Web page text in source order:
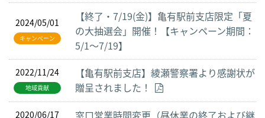
2024/05/01
キャンペーン
【終了・7/19(金)】亀有駅前支店限定「夏
の大抽選会」開催！【キャンペーン期間：
5/1～7/19】
2022/11/24
地域貢献
【亀有駅前支店】綾瀬警察署より感謝状が
贈呈されました！
2020/06/17